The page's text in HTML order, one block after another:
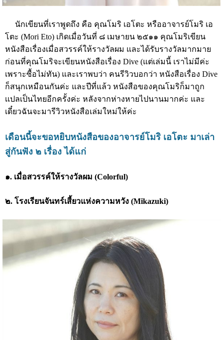
นักเขียนที่เราพูดถึง คือ คุณโมริ เอโตะ หรืออาจารย์โมริ เอ
โตะ (Mori Eto) เกิดเมื่อวันที่ ๘ เมษายน ๒๕๑๑ คุณโมริเขียน
หนังสือเรื่องเมื่อสวรรค์ให้รางวัลผม และได้รับรางวัลมากมาย
ก่อนที่คุณโมริจะเขียนหนังสือเรื่อง Dive (แต่เล่มนี้ เราไม่มีค่ะ
เพราะซื้อไม่ทัน) และเราพบว่า คนรีวิวบอกว่า หนังสือเรื่อง Dive
ก็สนุกเหมือนกันค่ะ และปีที่แล้ว หนังสือของคุณโมริก็มาถูก
เเปลเป็นไทยอีกครั้งค่ะ หลังจากห่างหายไปนานมากค่ะ และ
เดี๋ยวฉันจะมารีวิวหนังสือเล่มใหม่ให้ค่ะ
เดือนนี้จะขอหยิบหนังสือของอาจารย์โมริ เอโตะ มาเล่า
สู่กันฟัง ๒ เรื่อง ได้แก่
๑. เมื่อสวรรค์ให้รางวัลผม (Colorful)
๒. โรงเรียนจันทร์เสี้ยวแห่งความหวัง (Mikazuki)